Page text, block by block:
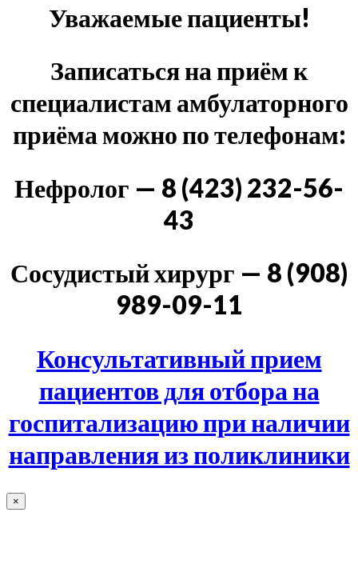
Уважаемые пациенты!
Записаться на приём к
специалистам амбулаторного
приёма можно по телефонам:
Нефролог — 8 (423) 232-56-
43
Сосудистый хирург — 8 (908)
989-09-11
Консультативный прием
пациентов для отбора на
госпитализацию при наличии
направления из поликлиники
×